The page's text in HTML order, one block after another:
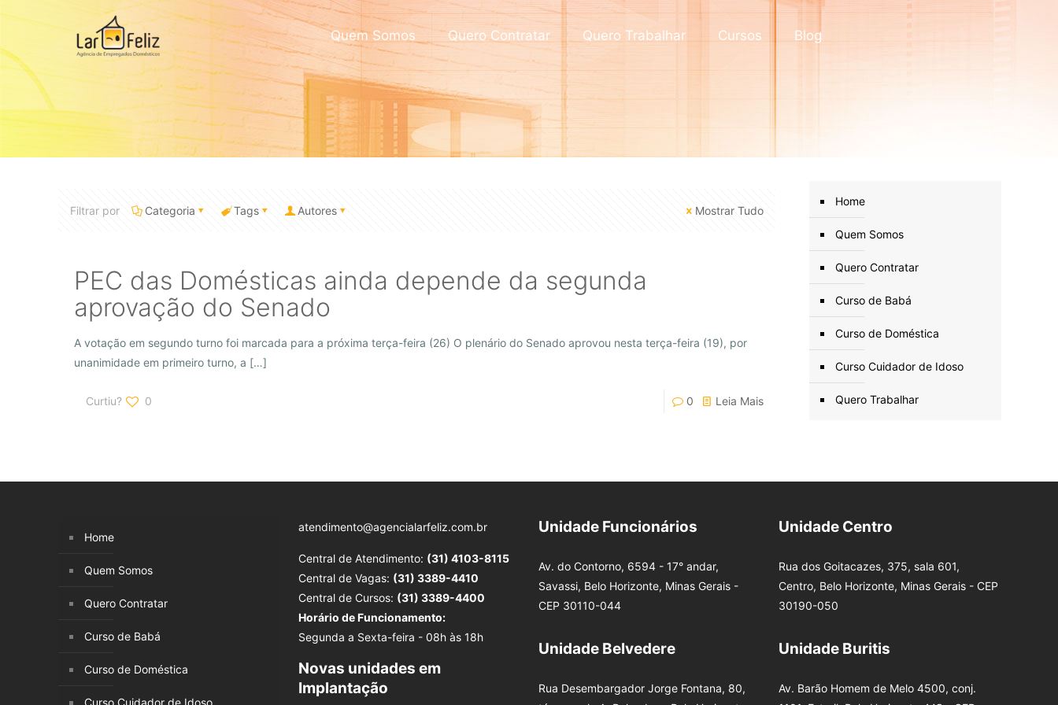
Quem Somos Quero Contratar Quero Trabalhar Cursos Blog
Filtrar por Categoria Tags Autores Mostrar Tudo
PEC das Domésticas ainda depende da segunda
aprovação do Senado
A votação em segundo turno foi marcada para a próxima terça-feira (26) O plenário do Senado aprovou nesta terça-feira (19), por
unanimidade em primeiro turno, a […]
Curtiu? 0 0 Leia Mais
Home
Quem Somos
Quero Contratar
Curso de Babá
Curso de Doméstica
Curso Cuidador de Idoso
Quero Trabalhar
Home
Quem Somos
Quero Contratar
Curso de Babá
Curso de Doméstica
Curso Cuidador de Idoso
atendimento@agencialarfeliz.com.br
Central de Atendimento: (31) 4103-8115
Central de Vagas: (31) 3389-4410
Central de Cursos: (31) 3389-4400
Horário de Funcionamento:
Segunda a Sexta-feira - 08h às 18h
Novas unidades em
Implantação
Unidade Funcionários
Av. do Contorno, 6594 - 17° andar,
Savassi, Belo Horizonte, Minas Gerais -
CEP 30110-044
Unidade Belvedere
Rua Desembargador Jorge Fontana, 80,
Unidade Centro
Rua dos Goitacazes, 375, sala 601,
Centro, Belo Horizonte, Minas Gerais - CEP
30190-050
Unidade Buritis
Av. Barão Homem de Melo 4500, conj.